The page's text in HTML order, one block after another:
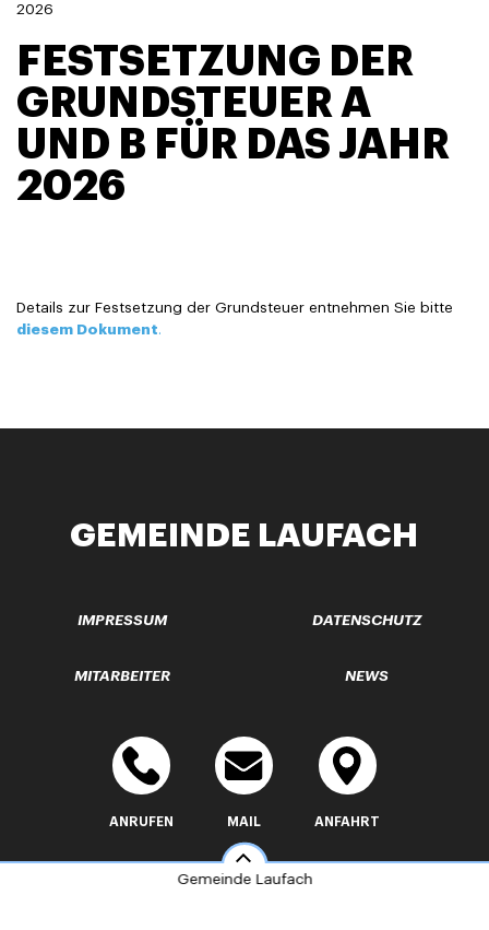
2026
FESTSETZUNG DER
GRUNDSTEUER A
UND B FÜR DAS JAHR
2026
Details zur Festsetzung der Grundsteuer entnehmen Sie bitte
diesem Dokument.
Gemeinde Laufach
GEMEINDE LAUFACH
IMPRESSUM DATENSCHUTZ
MITARBEITER NEWS
ANRUFEN MAIL ANFAHRT